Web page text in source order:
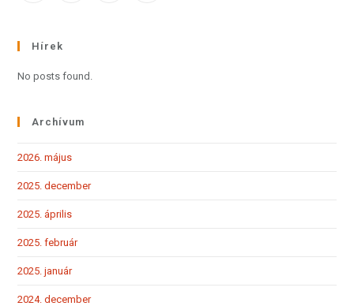
Hírek
No posts found.
Archívum
2026. május
2025. december
2025. április
2025. február
2025. január
2024. december